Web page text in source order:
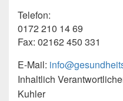
Telefon:
0172 210 14 69
Fax: 02162 450 331
E-Mail:
Inhaltlich
Kuhler